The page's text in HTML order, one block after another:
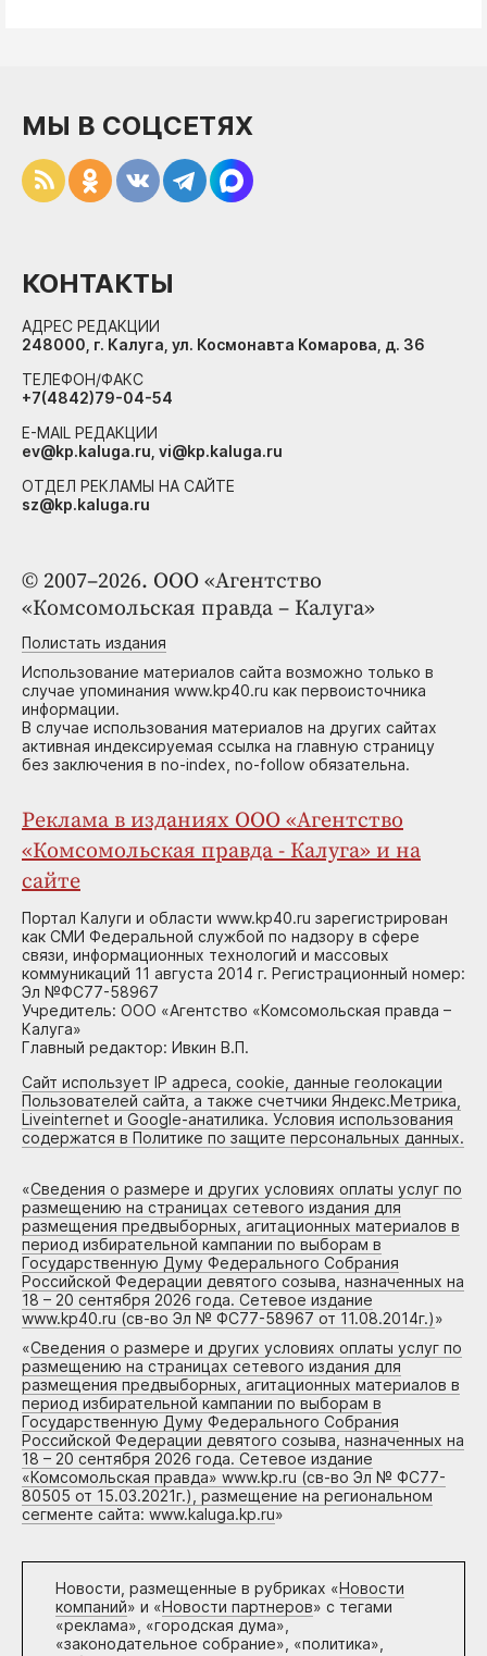
© 2007–2026. ООО «Агентство
«Комсомольская правда – Калуга»
Полистать издания
Использование материалов сайта возможно только в
случае упоминания www.kp40.ru как первоисточника
информации.
В случае использования материалов на других сайтах
активная индексируемая ссылка на главную страницу
без заключения в no-index, no-follow обязательна.
Реклама в изданиях ООО «Агентство
«Комсомольская правда - Калуга» и на
сайте
Портал Калуги и области www.kp40.ru зарегистрирован
как СМИ Федеральной службой по надзору в сфере
связи, информационных технологий и массовых
коммуникаций 11 августа 2014 г. Регистрационный номер:
Эл №ФС77-58967
Учредитель: ООО «Агентство «Комсомольская правда –
Калуга»
Главный редактор: Ивкин В.П.
Сайт использует IP адреса, cookie, данные геолокации
Пользователей сайта, а также счетчики Яндекс.Метрика,
Liveinternet и Google-анатилика. Условия использования
содержатся в Политике по защите персональных данных.
«Сведения о размере и других условиях оплаты услуг по
размещению на страницах сетевого издания для
размещения предвыборных, агитационных материалов в
период избирательной кампании по выборам в
Государственную Думу Федерального Собрания
Российской Федерации девятого созыва, назначенных на
18 – 20 сентября 2026 года. Сетевое издание
www.kp40.ru (св-во Эл № ФС77-58967 от 11.08.2014г.)»
«Сведения о размере и других условиях оплаты услуг по
размещению на страницах сетевого издания для
размещения предвыборных, агитационных материалов в
период избирательной кампании по выборам в
Государственную Думу Федерального Собрания
Российской Федерации девятого созыва, назначенных на
18 – 20 сентября 2026 года. Сетевое издание
«Комсомольская правда» www.kp.ru (св-во Эл № ФС77-
80505 от 15.03.2021г.), размещение на региональном
сегменте сайта: www.kaluga.kp.ru»
Новости, размещенные в рубриках «Новости
компаний» и «Новости партнеров» с тегами
«реклама», «городская дума»,
«законодательное собрание», «политика»,
МЫ В СОЦСЕТЯХ
КОНТАКТЫ
АДРЕС РЕДАКЦИИ
248000, г. Калуга, ул. Космонавта Комарова, д. 36
ТЕЛЕФОН/ФАКС
+7(4842)79-04-54
E-MAIL РЕДАКЦИИ
ev@kp.kaluga.ru, vi@kp.kaluga.ru
ОТДЕЛ РЕКЛАМЫ НА САЙТЕ
sz@kp.kaluga.ru